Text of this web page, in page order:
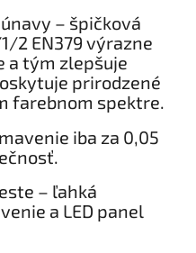
– špičková
2 EN379 výrazne
a tým zlepšuje
prirodzené
farebnom spektre.
iba za 0,05
– ľahká
a LED panel